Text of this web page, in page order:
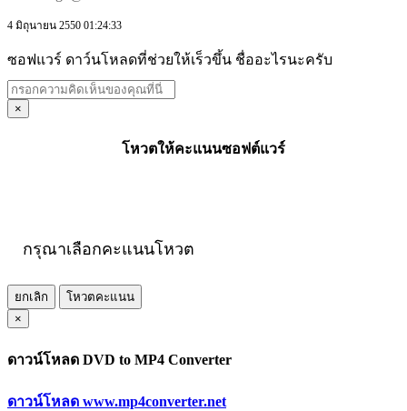
4 มิถุนายน 2550 01:24:33
ซอฟแวร์ ดาว์นโหลดที่ช่วยให้เร็วขึ้น ชื่ออะไรนะครับ
×
โหวตให้คะแนนซอฟต์แวร์
กรุณาเลือกคะแนนโหวต
ยกเลิก
โหวตคะแนน
×
ดาวน์โหลด DVD to MP4 Converter
ดาวน์โหลด www.mp4converter.net